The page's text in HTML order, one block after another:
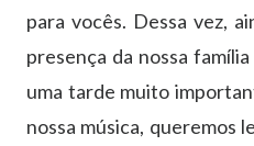
para vocês. Dessa vez,
presença da nossa
uma tarde muito
nossa música, queremos